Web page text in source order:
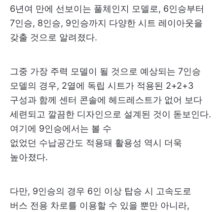
6년여 만에 선보이는 풀체인지 모델로, 6인승부터
7인승, 8인승, 9인승까지 다양한 시트 레이아웃을
갖출 것으로 알려졌다.
그중 가장 주력 모델이 될 것으로 예상되는 7인승
모델의 경우, 2열에 독립 시트가 적용된 2+2+3
구성과 함께 센터 콘솔에 헤드레스트가 없어 보다
세련되고 깔끔한 디자인으로 설계된 것이 돋보인다.
여기에 9인승에서는 볼 수
없었던 수납공간도 적용돼 활용성 역시 더욱
높아졌다.
다만, 9인승의 경우 6인 이상 탑승 시 고속도로
버스 전용 차로를 이용할 수 있을 뿐만 아니라,